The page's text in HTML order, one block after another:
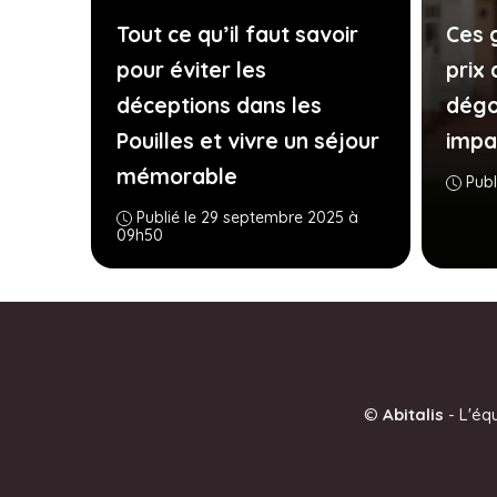
Tout ce qu’il faut savoir
pour éviter les
déceptions dans les
Pouilles et vivre un séjour
mémorable
Publié le 29 septembre 2025 à
09h50
Ces
prix
© Abitalis -